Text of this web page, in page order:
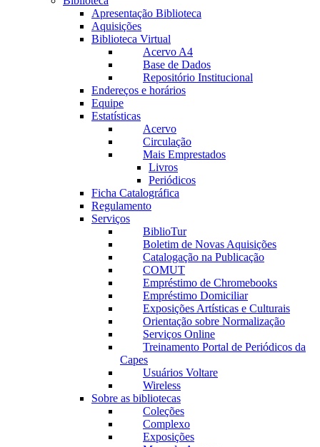
Apresentação Biblioteca
Aquisições
Biblioteca Virtual
Acervo A4
Base de Dados
Repositório Institucional
Endereços e horários
Equipe
Estatísticas
Acervo
Circulação
Mais Emprestados
Livros
Periódicos
Ficha Catalográfica
Regulamento
Serviços
BiblioTur
Boletim de Novas Aquisições
Catalogação na Publicação
COMUT
Empréstimo de Chromebooks
Empréstimo Domiciliar
Exposições Artísticas e Culturais
Orientação sobre Normalização
Serviços Online
Treinamento Portal de Periódicos da
Capes
Usuários Voltare
Wireless
Sobre as bibliotecas
Coleções
Complexo
Exposições